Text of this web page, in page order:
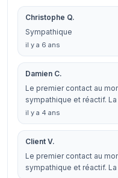
Christophe Q.
Sympathique
il y a 6 ans
Damien C.
Le premier contact au
sympathique et réactif.
il y a 4 ans
Client V.
Le premier contact au
sympathique et réactif.